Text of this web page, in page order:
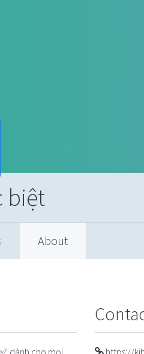
biệt
About
dành cho mọi
https://